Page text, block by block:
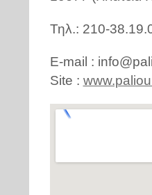
Τηλ.: 210-
E-mail :
Site :